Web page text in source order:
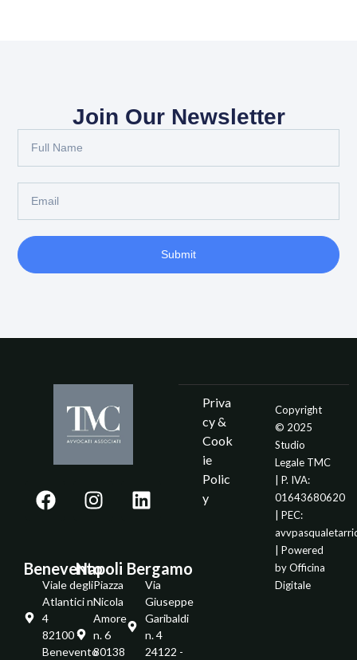
Join Our Newsletter
Submit
Benevento
Viale degli
Atlantici n.
4
82100 -
Benevento
Napoli
Piazza
Nicola
Amore
n. 6
80138
Bergamo
Via
Giuseppe
Garibaldi
n. 4
24122 -
Priva
cy &
Cook
ie
Polic
y
Copyright
© 2025
Studio
Legale TMC
| P. IVA:
01643680620
| PEC:
| Powered
byOfficina
Digitale